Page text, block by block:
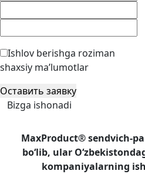
Ishlov berishga roziman
shaxsiy ma’lumotlar
Оставить заявку
Bizga ishonadi
MaxProduct® sendvich-
bo‘lib, ular
kompaniyalarning